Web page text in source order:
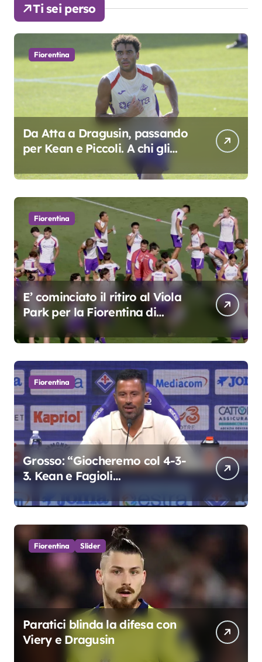
Ti sei perso
Fiorentina
Da Atta a Dragusin, passando
per Kean e Piccoli. A chi gli
oscar del precampionato?
Fiorentina
E’ cominciato il ritiro al Viola
Park per la Fiorentina di
Grosso
Fiorentina
Grosso: “Giocheremo col 4-3-
3. Kean e Fagioli
colpo”
Fiorentina Slider
Paratici blinda la difesa con
Viery e Dragusin